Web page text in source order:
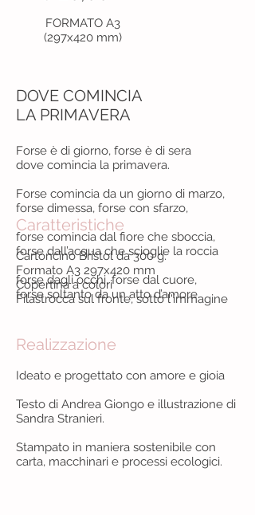
FORMATO A3
(297x420 mm)
Caratteristiche
Cartoncino Bristol da 300 g.
Formato A3 297x420 mm
Copertina a colori
Filastrocca sul fronte, sotto l'immagine
Realizzazione
Ideato e progettato con amore e gioia
Testo di Andrea Giongo e illustrazione di
Sandra Stranieri.
Stampato in maniera sostenibile con
carta, macchinari e processi ecologici.
DOVE COMINCIA
LA PRIMAVERA
Forse è di giorno, forse è di sera
dove comincia la primavera.
Forse comincia da un giorno di marzo,
forse dimessa, forse con sfarzo,
forse comincia dal fiore che sboccia,
forse dall’acqua che scioglie la roccia
forse dagli occhi, forse dal cuore,
forse soltanto da un atto d’amore.